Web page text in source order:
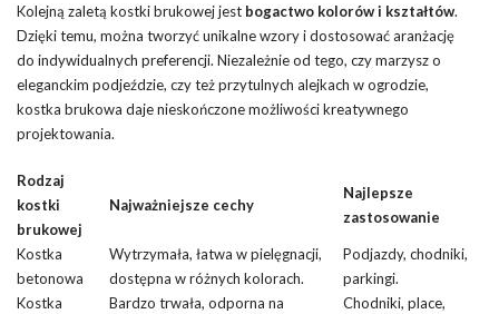
Kolejną zaletą kostki brukowej jest bogactwo kolorów i kształtów.
Dzięki temu, można tworzyć unikalne wzory i dostosować aranżację
do indywidualnych preferencji. Niezależnie od tego, czy marzysz o
eleganckim podjeździe, czy też przytulnych alejkach w ogrodzie,
kostka brukowa daje nieskończone możliwości kreatywnego
projektowania.
Rodzaj
kostki
brukowej
Najważniejsze cechy
Najlepsze
zastosowanie
Kostka
betonowa
Wytrzymała, łatwa w pielęgnacji,
dostępna w różnych kolorach.
Podjazdy, chodniki,
parkingi.
Kostka
Bardzo trwała, odporna na
Chodniki, place,